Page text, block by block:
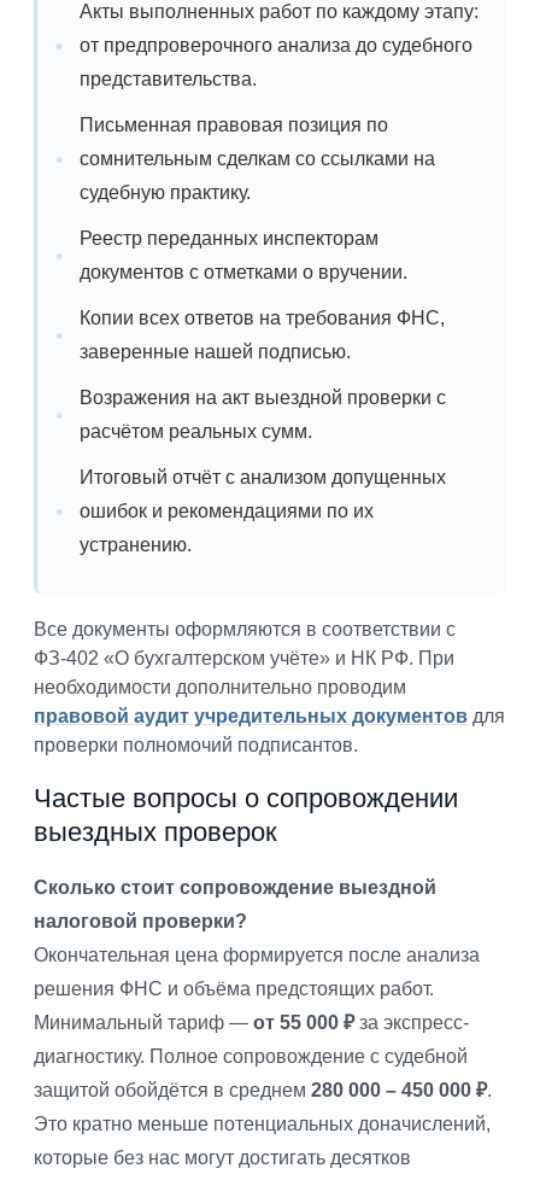
Акты выполненных работ по каждому этапу:
от предпроверочного анализа до судебного
представительства.
Письменная правовая позиция по
сомнительным сделкам со ссылками на
судебную практику.
Реестр переданных инспекторам
документов с отметками о вручении.
Копии всех ответов на требования ФНС,
заверенные нашей подписью.
Возражения на акт выездной проверки с
расчётом реальных сумм.
Итоговый отчёт с анализом допущенных
ошибок и рекомендациями по их
устранению.
Все документы оформляются в соответствии с
ФЗ-402 «О бухгалтерском учёте» и НК РФ. При
необходимости дополнительно проводим
правовой аудит учредительных документов для
проверки полномочий подписантов.
Частые вопросы о сопровождении
выездных проверок
Сколько стоит сопровождение выездной
налоговой проверки?
Окончательная цена формируется после анализа
решения ФНС и объёма предстоящих работ.
Минимальный тариф — от 55 000 ₽за экспресс-
диагностику. Полное сопровождение с судебной
защитой обойдётся в среднем 280 000 – 450 000 ₽.
Это кратно меньше потенциальных доначислений,
которые без нас могут достигать десятков